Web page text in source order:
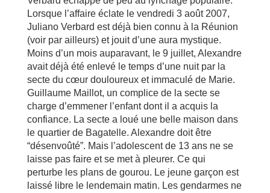
Lorsque l’affaire éclate le vendredi 3 août 2007,
Juliano Verbard est déjà bien connu à la Réunion
(voir par ailleurs) et jouit d’une aura mystique.
Moins d’un mois auparavant, le 9 juillet, Alexandre
avait déjà été enlevé le temps d’une nuit par la
secte du cœur douloureux et immaculé de Marie.
Guillaume Maillot, un complice de la secte se
charge d’emmener l’enfant dont il a acquis la
confiance. La secte a loué une belle maison dans
le quartier de Bagatelle. Alexandre doit être
“désenvoûté”. Mais l’adolescent de 13 ans ne se
laisse pas faire et se met à pleurer. Ce qui
perturbe les plans de gourou. Le jeune garçon est
laissé libre le lendemain matin. Les gendarmes ne